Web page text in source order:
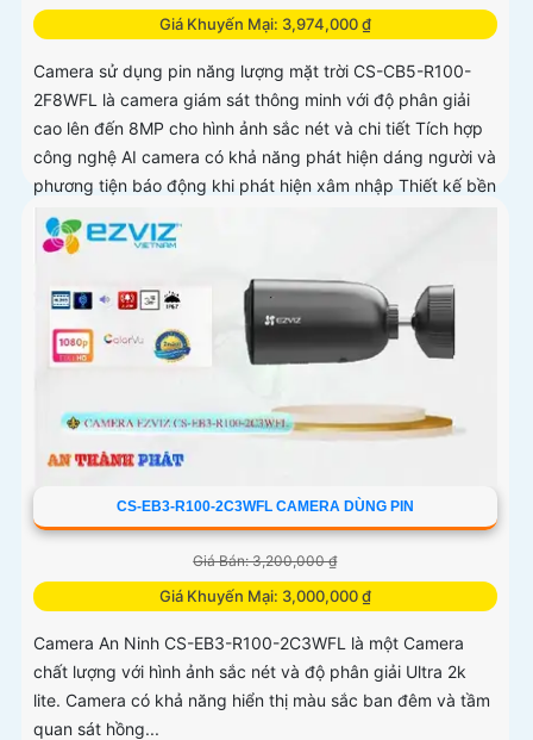
Giá Khuyến Mại: 3,974,000 ₫
Camera sử dụng pin năng lượng mặt trời CS-CB5-R100-
2F8WFL là camera giám sát thông minh với độ phân giải
cao lên đến 8MP cho hình ảnh sắc nét và chi tiết Tích hợp
công nghệ AI camera có khả năng phát hiện dáng người và
phương tiện báo động khi phát hiện xâm nhập Thiết kế bền
bỉ chống nước IP65 phù hợp lắp đặt trong mọi điều kiện
thời tiết. Camera An Ninh CS-CB5-R100-2F8WFL có khả
năng AI deep learning phân biệt người & phương tiện
CS-EB3-R100-2C3WFL CAMERA DÙNG PIN
Giá Bán: 3,200,000 ₫
Giá Khuyến Mại: 3,000,000 ₫
Camera An Ninh CS-EB3-R100-2C3WFL là một Camera
chất lượng với hình ảnh sắc nét và độ phân giải Ultra 2k
lite. Camera có khả năng hiển thị màu sắc ban đêm và tầm
quan sát hồng...